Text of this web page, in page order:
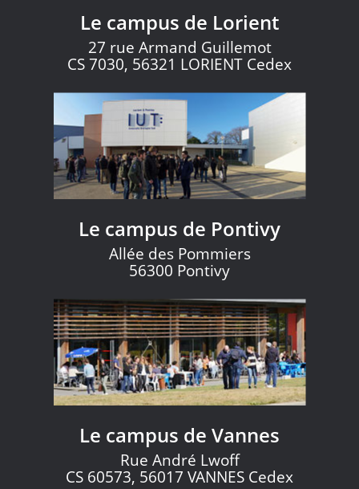
Le campus de Lorient
27 rue Armand Guillemot
CS 7030, 56321 LORIENT Cedex
Le campus de Pontivy
Allée des Pommiers
56300 Pontivy
Le campus de Vannes
Rue André Lwoff
CS 60573, 56017 VANNES Cedex